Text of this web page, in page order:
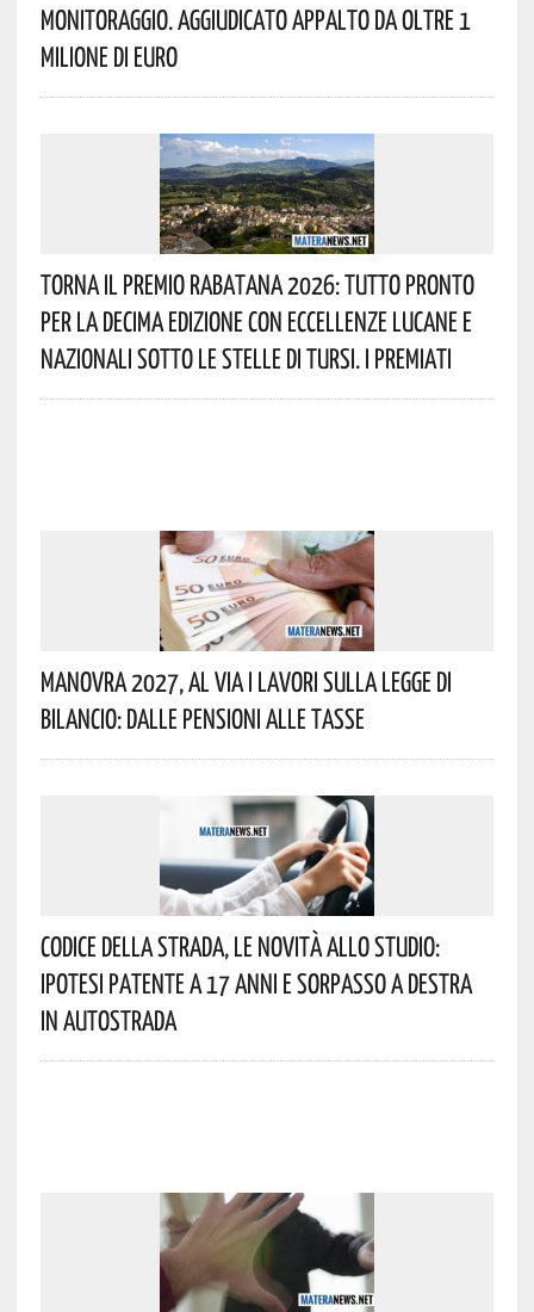
Monitoraggio. Aggiudicato Appalto Da Oltre 1
Milione Di Euro
Torna Il Premio Rabatana 2026: Tutto Pronto
Per La Decima Edizione Con Eccellenze Lucane E
Nazionali Sotto Le Stelle Di Tursi. I Premiati
Manovra 2027, Al Via I Lavori Sulla Legge Di
Bilancio: Dalle Pensioni Alle Tasse
Codice Della Strada, Le Novità Allo Studio:
Ipotesi Patente A 17 Anni E Sorpasso A Destra
In Autostrada